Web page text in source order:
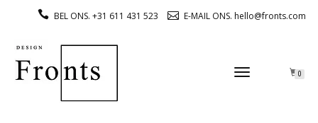
BEL ONS. +31 611 431 523 E-MAIL ONS. hello@fronts.com
TOGGLE
0